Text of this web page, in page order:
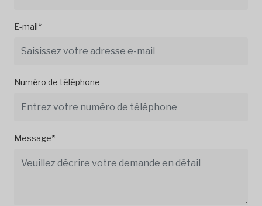
E-mail*
Numéro de téléphone
Message*